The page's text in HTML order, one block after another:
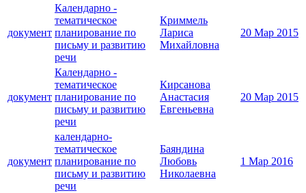
документ
Календарно -
тематическое
планирование по
письму и развитию
речи
Криммель
Лариса
Михайловна
20 Мар 2015
документ
Календарно -
тематическое
планирование по
письму и развитию
речи
Кирсанова
Анастасия
Евгеньевна
20 Мар 2015
документ
календарно-
тематическое
планирование по
письму и развитию
речи
Баяндина
Любовь
Николаевна
1 Мар 2016